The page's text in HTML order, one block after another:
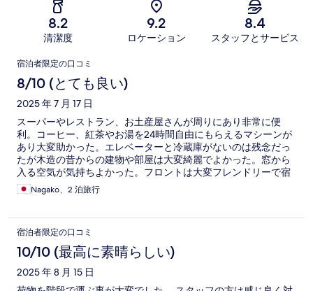
8.2
清潔度
9.2
ロケーション
8.4
スタッフとサービス
口
コ
ミ
宿泊者限定の口コミ
8/10 (とても良い)
2025 年 7 月 17 日
スーパーやレストラン、お土産屋さんが周りにあり非常に便
利。コーヒー、紅茶やお湯を24時間自由にもらえるマシーンが
あり大変助かった。エレベーターと冷蔵庫がないのは残念だっ
たが木造の昔からの建物や部屋は大変綺麗でよかった。窓から
入る空気が気持ちよかった。フロントは大変フレンドリーで宿
泊者の顔を覚えていてくれる。遅い時間に到着しても24時間受
付けをしていてくれて大変助かった。
Nagako、2 泊旅行
宿泊者限定の口コミ
10/10 (最高に素晴らしい)
2025 年 8 月 15 日